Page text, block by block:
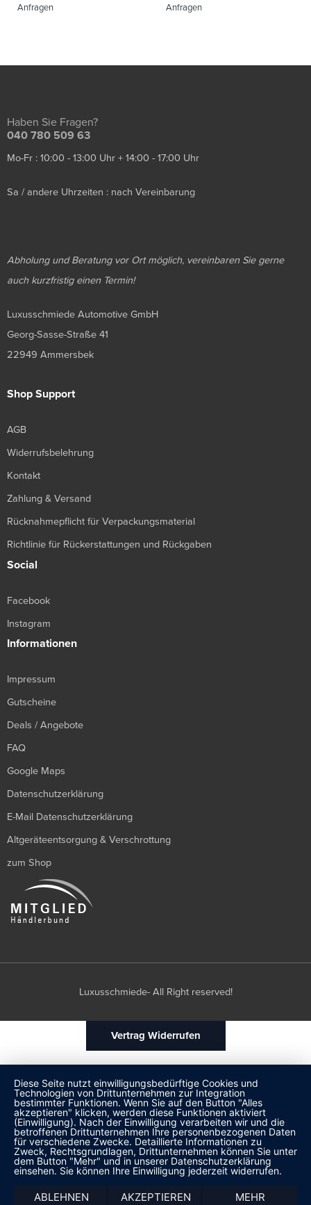
Anfragen
Anfragen
Haben Sie Fragen?
040 780 509 63
Mo-Fr : 10:00 - 13:00 Uhr + 14:00 - 17:00 Uhr
Sa / andere Uhrzeiten : nach Vereinbarung
Abholung und Beratung vor Ort möglich, vereinbaren Sie gerne
auch kurzfristig einen Termin!
Luxusschmiede Automotive GmbH
Georg-Sasse-Straße 41
22949 Ammersbek
Shop Support
AGB
Widerrufsbelehrung
Kontakt
Zahlung & Versand
Rücknahmepflicht für Verpackungsmaterial
Richtlinie für Rückerstattungen und Rückgaben
Social
Facebook
Instagram
Informationen
Impressum
Gutscheine
Deals / Angebote
FAQ
Google Maps
Datenschutzerklärung
E-Mail Datenschutzerklärung
Altgeräteentsorgung & Verschrottung
zum Shop
Luxusschmiede- All Right reserved!
Vertrag Widerrufen
Diese Seite nutzt einwilligungsbedürftige Cookies und
Technologien von Drittunternehmen zur Integration
bestimmter Funktionen. Wenn Sie auf den Button "Alles
akzeptieren" klicken, werden diese Funktionen aktiviert
(Einwilligung). Nach der Einwilligung verarbeiten wir und die
betroffenen Drittunternehmen Ihre personenbezogenen Daten
für verschiedene Zwecke. Detaillierte Informationen zu
Zweck, Rechtsgrundlagen, Drittunternehmen können Sie unter
dem Button "Mehr" und in unserer Datenschutzerklärung
einsehen. Sie können Ihre Einwilligung jederzeit widerrufen.
ABLEHNEN AKZEPTIEREN MEHR